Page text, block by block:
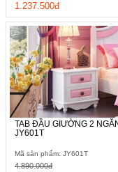
1.237.500đ
TAB ĐẦU GIƯỜNG 2
JY601T
Mã sản phẩm: JY601T
4.890.000đ